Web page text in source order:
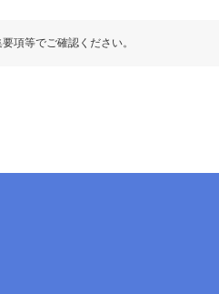
項等でご確認ください。